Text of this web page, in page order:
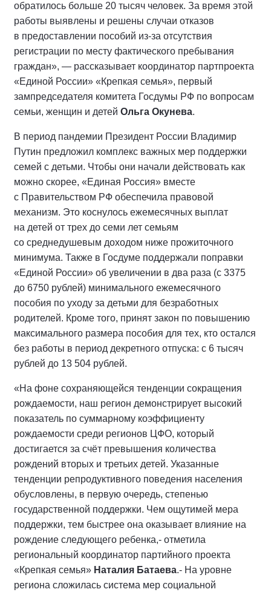
обратилось больше 20 тысяч человек. За время этой
работы выявлены и решены случаи отказов
в предоставлении пособий из-за отсутствия
регистрации по месту фактического пребывания
граждан», — рассказывает координатор партпроекта
«Единой России» «Крепкая семья», первый
зампредседателя комитета Госдумы РФ по вопросам
семьи, женщин и детей Ольга Окунева.
В период пандемии Президент России Владимир
Путин предложил комплекс важных мер поддержки
семей с детьми. Чтобы они начали действовать как
можно скорее, «Единая Россия» вместе
с Правительством РФ обеспечила правовой
механизм. Это коснулось ежемесячных выплат
на детей от трех до семи лет семьям
со среднедушевым доходом ниже прожиточного
минимума. Также в Госдуме поддержали поправки
«Единой России» об увеличении в два раза (с 3375
до 6750 рублей) минимального ежемесячного
пособия по уходу за детьми для безработных
родителей. Кроме того, принят закон по повышению
максимального размера пособия для тех, кто остался
без работы в период декретного отпуска: с 6 тысяч
рублей до 13 504 рублей.
«На фоне сохраняющейся тенденции сокращения
рождаемости, наш регион демонстрирует высокий
показатель по суммарному коэффициенту
рождаемости среди регионов ЦФО, который
достигается за счёт превышения количества
рождений вторых и третьих детей. Указанные
тенденции репродуктивного поведения населения
обусловлены, в первую очередь, степенью
государственной поддержки. Чем ощутимей мера
поддержки, тем быстрее она оказывает влияние на
рождение следующего ребенка,- отметила
региональный координатор партийного проекта
«Крепкая семья» Наталия Батаева.- На уровне
региона сложилась система мер социальной